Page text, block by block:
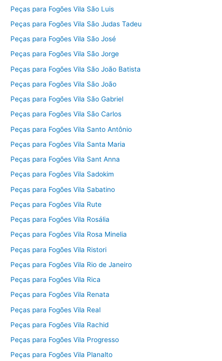
Peças para Fogões Vila São Luis
Peças para Fogões Vila São Judas Tadeu
Peças para Fogões Vila São José
Peças para Fogões Vila São Jorge
Peças para Fogões Vila São João Batista
Peças para Fogões Vila São João
Peças para Fogões Vila São Gabriel
Peças para Fogões Vila São Carlos
Peças para Fogões Vila Santo Antônio
Peças para Fogões Vila Santa Maria
Peças para Fogões Vila Sant Anna
Peças para Fogões Vila Sadokim
Peças para Fogões Vila Sabatino
Peças para Fogões Vila Rute
Peças para Fogões Vila Rosália
Peças para Fogões Vila Rosa Minelia
Peças para Fogões Vila Ristori
Peças para Fogões Vila Rio de Janeiro
Peças para Fogões Vila Rica
Peças para Fogões Vila Renata
Peças para Fogões Vila Real
Peças para Fogões Vila Rachid
Peças para Fogões Vila Progresso
Peças para Fogões Vila Planalto